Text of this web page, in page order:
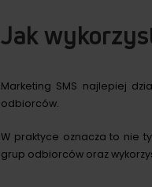
Jak
Marketing SMS najlepiej
odbiorców.
W praktyce oznacza to nie
grup odbiorców oraz